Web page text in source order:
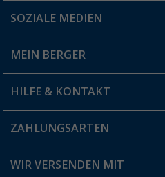
Du hast eine Frage?
Filiale finden
SOZIALE MEDIEN
MEIN BERGER
Vorteilskarte
Blog
HILFE & KONTAKT
FAQ & Kontakt
Versandinformationen
ZAHLUNGSARTEN
WIR VERSENDEN MIT